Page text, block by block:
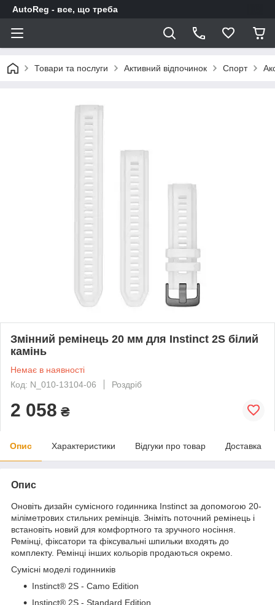
AutoReg - все, що треба
Товари та послуги Активний відпочинок Спорт
Змінний ремінець 20 мм для Instinct 2S білий
камінь
Немає в наявності
Код: N_010-13104-06
Роздріб
2 058 ₴
Опис Характеристики Відгуки про товар Доставка
Опис
Оновіть дизайн сумісного годинника Instinct за допомогою 20-
міліметрових стильних ремінців. Зніміть поточний ремінець і
встановіть новий для комфортного та зручного носіння.
Ремінці, фіксатори та фіксувальні шпильки входять до
комплекту. Ремінці інших кольорів продаються окремо.
Сумісні моделі годинників
Instinct® 2S - Camo Edition
Instinct® 2S - Standard Edition